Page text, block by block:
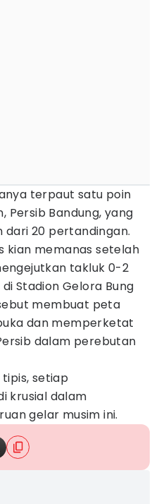
terpaut satu poin
Persib Bandung, yang
dari 20 pertandingan.
kian memanas setelah
takluk 0-2
Stadion Gelora Bung
membuat peta
dan memperketat
dalam perebutan
tipis, setiap
krusial dalam
gelar musim ini.